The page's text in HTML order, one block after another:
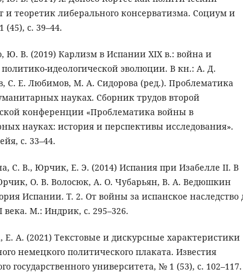
и теоретик либерального консерватизма. Социум и
(45), с. 39–44.
Ю. В. (2019) Карлизм в Испании XIX в.: война и
идеологической эволюции. В кн.: А. Д.
С. Е. Любимов, М. А. Сидорова (ред.). Проблематика
науках. Сборник трудов второй
конференции «Проблематика войны в
науках: история и перспективы исследования».
с. 33–44.
C. В., Юрчик, Е. Э. (2014) Испания при Изабелле II. В
О. В. Волосюк, А. О. Чубарьян, В. А. Ведюшкин
Испании. Т. 2. От войны за испанское наследство
века. М.: Индрик, с. 295–326.
Е. А. (2021) Текстовые и дискурсные характеристики
немецкого политического плаката. Известия
государственного университета, № 1 (53), с. 102–117.